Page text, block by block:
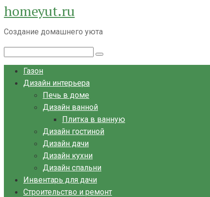
Перейти
к
контенту
homeyut.ru
Создание домашнего уюта
Газон
Дизайн интерьера
Печь в доме
Дизайн ванной
Плитка в ванную
Дизайн гостиной
Дизайн дачи
Дизайн кухни
Дизайн спальни
Инвентарь для дачи
Строительство и ремонт